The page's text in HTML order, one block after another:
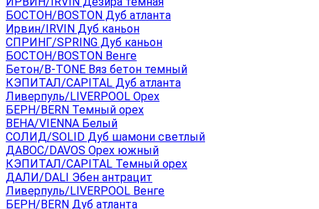
БОСТОН/BOSTON Дуб атланта
Ирвин/IRVIN Дуб каньон
СПРИНГ/SPRING Дуб каньон
БОСТОН/BOSTON Венге
Бетон/B-TONE Вяз бетон темный
КЭПИТАЛ/CAPITAL Дуб атланта
Ливерпуль/LIVERPOOL Орех
БЕРН/BERN Темный орех
ВЕНА/VIENNA Белый
СОЛИД/SOLID Дуб шамони светлый
ДАВОС/DAVOS Орех южный
КЭПИТАЛ/CAPITAL Темный орех
ДАЛИ/DALI Эбен антрацит
Ливерпуль/LIVERPOOL Венге
БЕРН/BERN Дуб атланта